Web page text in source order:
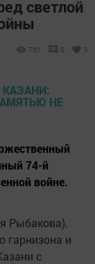
светлой
751 0 0
74-й
войне.
Рыбакова).
гарнизона и
с